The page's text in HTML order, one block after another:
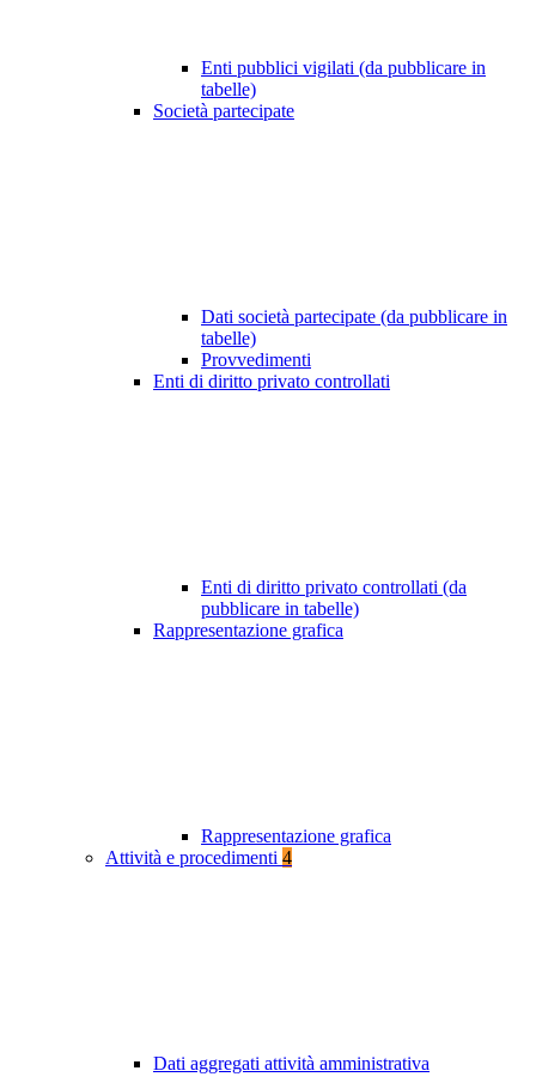
Enti pubblici vigilati (da pubblicare in
tabelle)
Società partecipate
Dati società partecipate (da pubblicare in
tabelle)
Provvedimenti
Enti di diritto privato controllati
Enti di diritto privato controllati (da
pubblicare in tabelle)
Rappresentazione grafica
Rappresentazione grafica
Attività e procedimenti 4
Dati aggregati attività amministrativa